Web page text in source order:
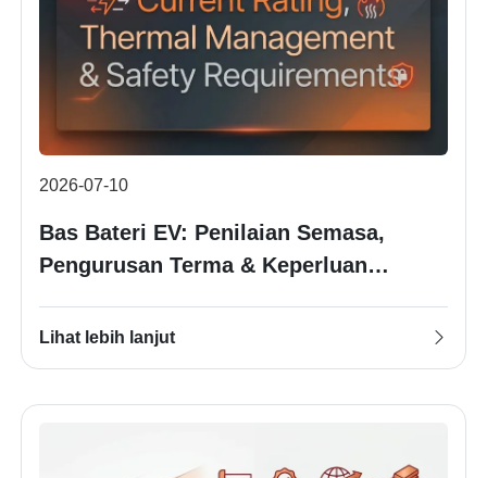
2026-07-10
Bas Bateri EV: Penilaian Semasa,
Pengurusan Terma & Keperluan
Lihat lebih lanjut